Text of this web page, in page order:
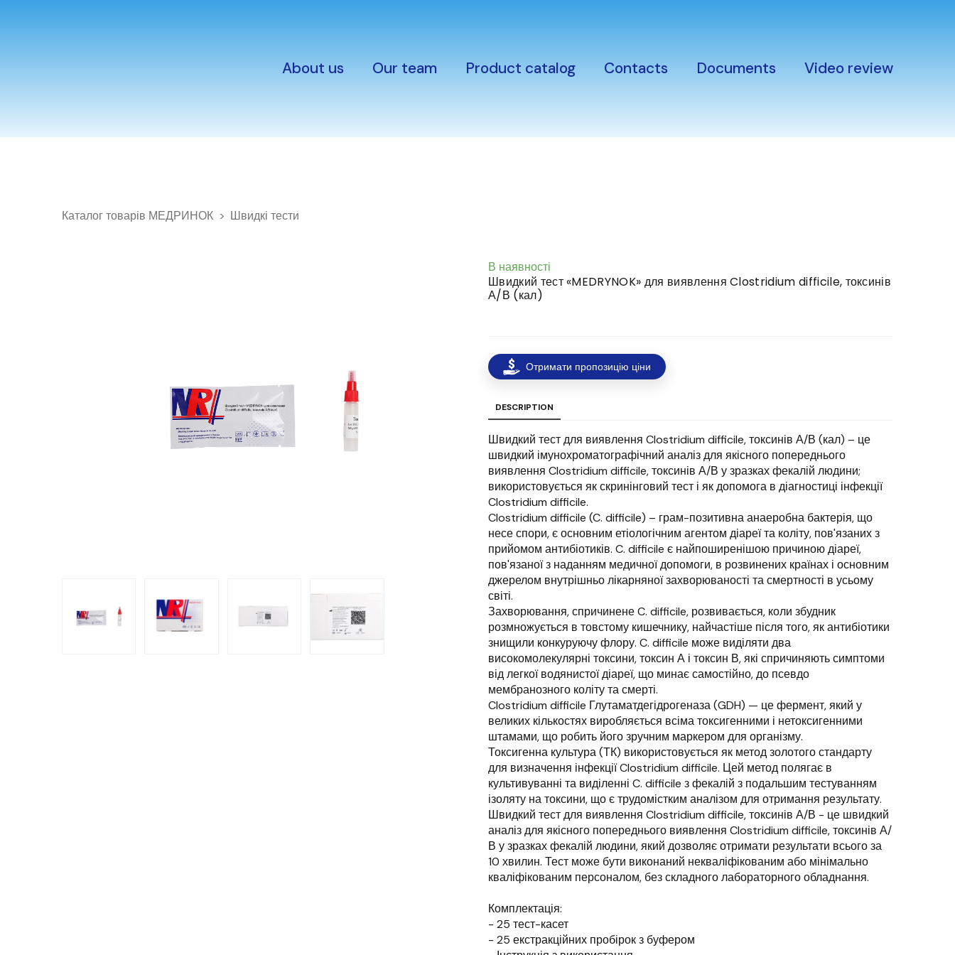
About us Our team Product catalog Contacts Documents Video review
Каталог товарів МЕДРИНОК Швидкі тести
В наявності
Швидкий тест «MEDRYNOK» для виявлення Clostridium difficile, токсинів
А/В (кал)
Отримати пропозицію ціни
DESCRIPTION
Швидкий тест для виявлення Clostridium difficile, токсинів А/В (кал) – це
швидкий імунохроматографічний аналіз для якісного попереднього
виявлення Clostridium difficile, токсинів А/В у зразках фекалій людини;
використовується як скринінговий тест і як допомога в діагностиці інфекції
Clostridium difficile.
Clostridium difficile (C. difficile) – грам-позитивна анаеробна бактерія, що
несе спори, є основним етіологічним агентом діареї та коліту, пов'язаних з
прийомом антибіотиків. C. difficile є найпоширенішою причиною діареї,
пов'язаної з наданням медичної допомоги, в розвинених країнах і основним
джерелом внутрішньо лікарняної захворюваності та смертності в усьому
світі.
Захворювання, спричинене C. difficile, розвивається, коли збудник
розмножується в товстому кишечнику, найчастіше після того, як антибіотики
знищили конкуруючу флору. C. difficile може виділяти два
високомолекулярні токсини, токсин А і токсин В, які спричиняють симптоми
від легкої водянистої діареї, що минає самостійно, до псевдо
мембранозного коліту та смерті.
Clostridium difficile Глутаматдегідрогеназа (GDH) — це фермент, який у
великих кількостях виробляється всіма токсигенними і нетоксигенними
штамами, що робить його зручним маркером для організму.
Токсигенна культура (ТК) використовується як метод золотого стандарту
для визначення інфекції Clostridium difficile. Цей метод полягає в
культивуванні та виділенні C. difficile з фекалій з подальшим тестуванням
ізоляту на токсини, що є трудомістким аналізом для отримання результату.
Швидкий тест для виявлення Clostridium difficile, токсинів А/В - це швидкий
аналіз для якісного попереднього виявлення Clostridium difficile, токсинів А/
В у зразках фекалій людини, який дозволяє отримати результати всього за
10 хвилин. Тест може бути виконаний некваліфікованим або мінімально
кваліфікованим персоналом, без складного лабораторного обладнання.
Комплектація:
- 25 тест-касет
- 25 екстракційних пробірок з буфером